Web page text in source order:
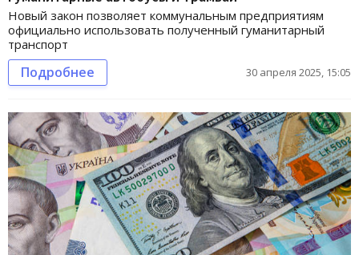
Новый закон позволяет коммунальным предприятиям
официально использовать полученный гуманитарный
транспорт
Подробнее 30 апреля 2025, 15:05